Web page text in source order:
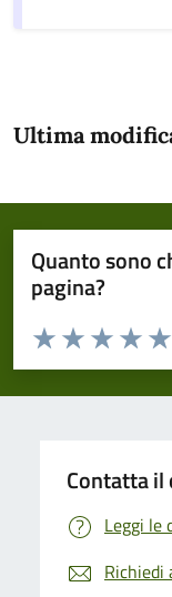
Ultima
Quanto sono
pagina?
Domanda
Valuta da 1 a 5 stelle
Valuta
Valuta 3
Valuta 2
Valuta 1 stelle su
Contatta il
Leggi le
Richiedi